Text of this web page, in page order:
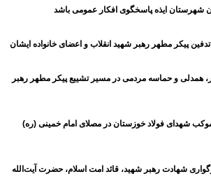
شهرستان ایذه پاسخگوی افکار عمومی باشد
پیکر مطهر رهبر شهید انقلاب و اعضای خانواده ایشان
همدلی و حماسه مردمی در مسیر تشییع پیکر مطهر رهبر
موکب شهدای فولاد خوزستان در مصلای امام خمینی (ره)
شهادت رهبر شهید، قائد امت اسلام، حضرت آیت‌الله